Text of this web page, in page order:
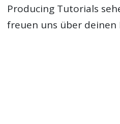
Producing Tutorials
freuen uns über deinen